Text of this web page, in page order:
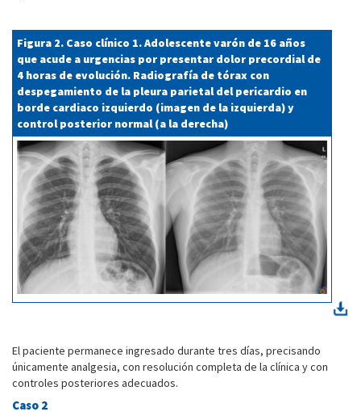
Figura 2. Caso clínico 1. Adolescente varón de 16 años
que acude a urgencias por presentar dolor precordial de
4 horas de evolución. Radiografía de tórax con
despegamiento de la pleura parietal del pericardio en
borde cardiaco izquierdo (imagen de la izquierda) y
control posterior normal (a la derecha)
El paciente permanece ingresado durante tres días, precisando
únicamente analgesia, con resolución completa de la clínica y con
controles posteriores adecuados.
Caso 2